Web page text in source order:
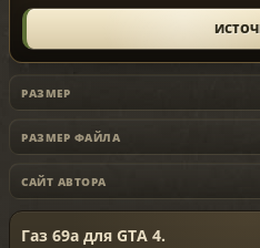
РАЗМЕР
РАЗМЕР ФАЙЛА
САЙТ АВТОРА
Газ 69а для GTA 4.